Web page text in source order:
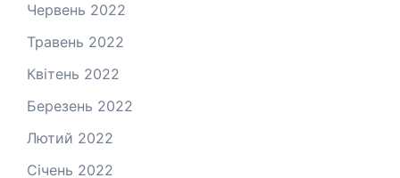
Червень 2022
Травень 2022
Квітень 2022
Березень 2022
Лютий 2022
Січень 2022